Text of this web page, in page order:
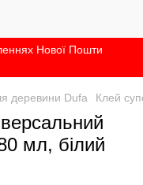
Нової Пошти
деревини Dufa Клей
мл, білий